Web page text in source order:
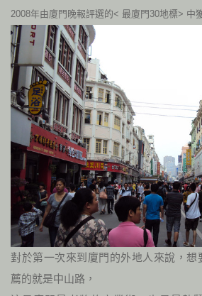
2008年由廈門晚報評選的< 最廈門30地標> 中
對於第一次來到廈門的外地人來說，想
薦的就是中山路，